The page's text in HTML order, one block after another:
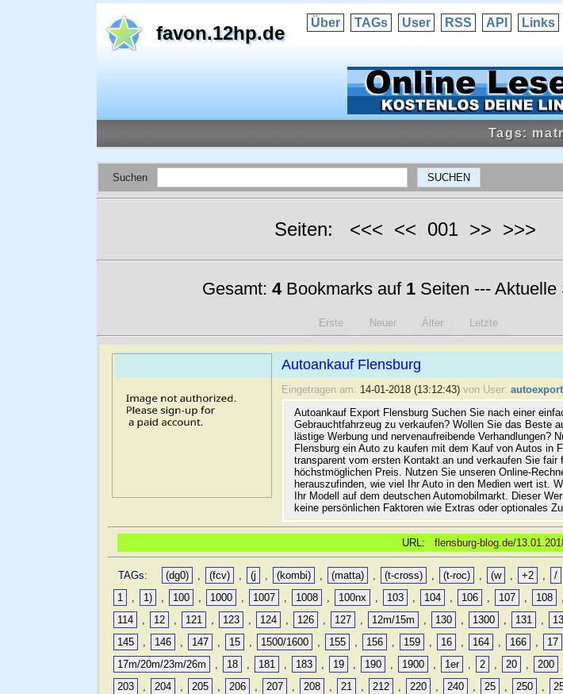
favon.12hp.de Über TAGs User RSS API Links
Tags:
Suchen
Seiten: <<< << 001 >> >>>
Gesamt: 4Bookmarks auf 1Seiten --- Aktuelle
Erste Neuer Älter Letzte
Autoankauf Flensburg
Eingetragen am: 14-01-2018 (13:12:43) von User:
Autoankauf Export Flensburg Suchen Sie nach einer
Gebrauchtfahrzeug zu verkaufen? Wollen Sie das Beste
lästige Werbung und nervenaufreibende Verhandlungen?
Flensburg ein Auto zu kaufen mit dem Kauf von Autos in
transparent vom ersten Kontakt an und verkaufen Sie fair
höchstmöglichen Preis. Nutzen Sie unseren Online-
herauszufinden, wie viel Ihr Auto in den Medien wert ist.
Ihr Modell auf dem deutschen Automobilmarkt. Dieser
keine persönlichen Faktoren wie Extras oder optionales
URL: flensburg-blog.de/
TAGs: (dg0) , (fcv) , (j , (kombi) , (matta) , (t-cross) , (t-roc) , (w , +2 , /
1
, 1) , 100 , 1000 , 1007 , 1008 , 100nx , 103 , 104 , 106 , 107 , 108 ,
114
, 12 , 121 , 123 , 124 , 126 , 127 , 12m/15m , 130 , 1300 , 131 ,
145
, 146 , 147 , 15 , 1500/1600 , 155 , 156 , 159 , 16 , 164 , 166 , 17
17m/20m/23m/26m
, 18 , 181 , 183 , 19 , 190 , 1900 , 1er , 2 , 20 , 200
203
, 204 , 205 , 206 , 207 , 208 , 21 , 212 , 220 , 240 , 25 , 250 ,